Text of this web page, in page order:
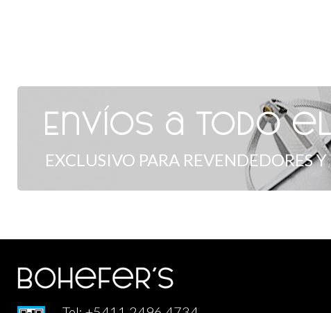
Envíos a todo
EXCLUSIVO PARA REVENDEDORES